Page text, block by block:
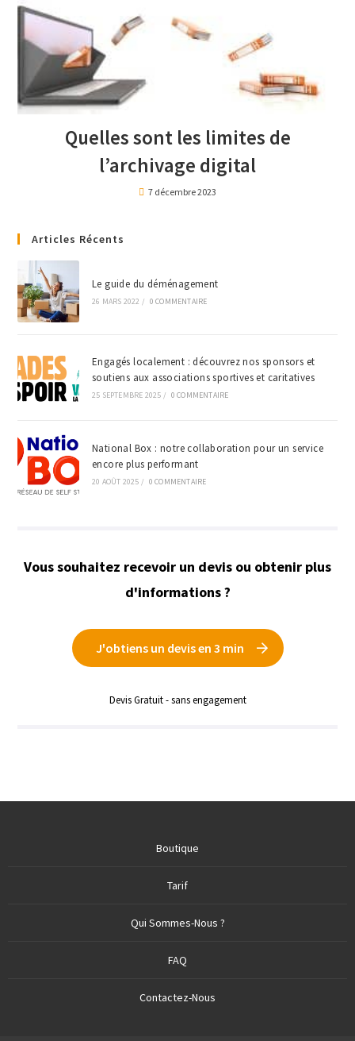
Quelles sont les limites de
l’archivage digital
7 décembre 2023
Articles Récents
Le guide du déménagement
26 MARS 2022 / 0 COMMENTAIRE
Engagés localement : découvrez nos sponsors et
soutiens aux associations sportives et caritatives
25 SEPTEMBRE 2025 / 0 COMMENTAIRE
National Box : notre collaboration pour un service
encore plus performant
20 AOÛT 2025 / 0 COMMENTAIRE
Vous souhaitez recevoir un devis ou obtenir plus
d'informations ?
J'obtiens un devis en 3 min
Devis Gratuit - sans engagement
Boutique
Tarif
Qui Sommes-Nous ?
FAQ
Contactez-Nous